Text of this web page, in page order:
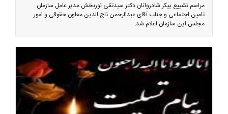
مراسم تشییع پیکر شادروانان دکتر سیدتقی نوربخش مدیر عامل سازمان
تامین اجتماعی و جناب آقای عبدالرحمن تاج الدین معاون حقوقی و امور
مجلس این سازمان اعلام شد.